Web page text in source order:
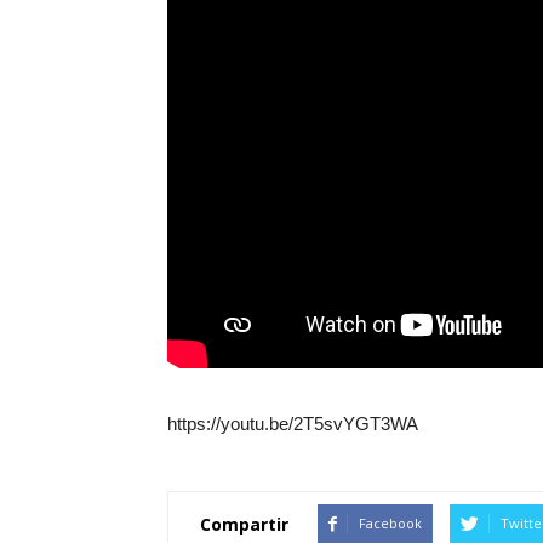
https://youtu.be/2T5svYGT3WA
Compartir Facebook